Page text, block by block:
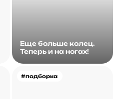
Еще больше колец.
Теперь и на ногах!
#подборка